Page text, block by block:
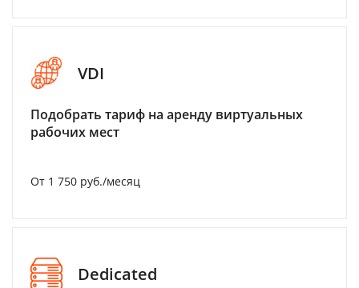
VDI
Подобрать тариф на аренду виртуальных
рабочих мест
От 1 750 руб./месяц
Dedicated